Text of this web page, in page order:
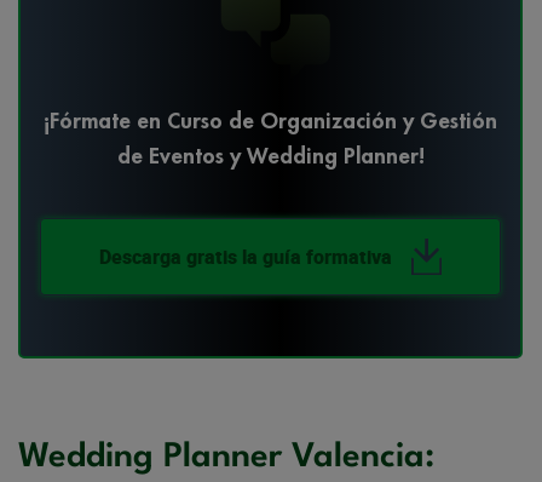
¡Fórmate en Curso de Organización y Gestión
de Eventos y Wedding Planner!
Descarga gratis la guía formativa
Wedding Planner Valencia: